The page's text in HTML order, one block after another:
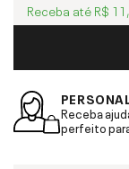
Receba até R$
Receba
perfeito